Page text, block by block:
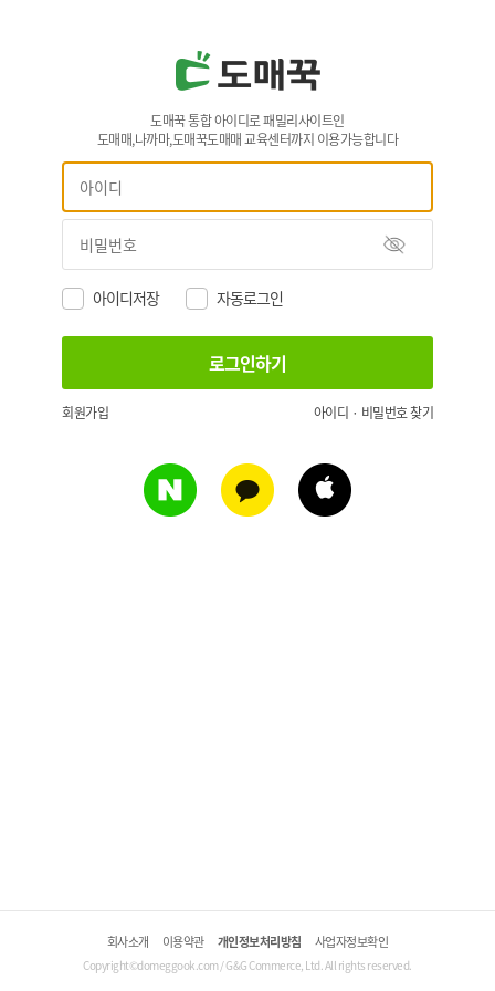
도매꾹 통합 아이디로 패밀리사이트인
도매매,나까마,도매꾹도매매 교육센터까지 이용가능합니다
아이디저장 자동로그인
회원가입 아이디 · 비밀번호 찾기
회사소개 이용약관 개인정보처리방침 사업자정보확인
Copyright©domeggook.com / G&G Commerce, Ltd. All rights reserved.